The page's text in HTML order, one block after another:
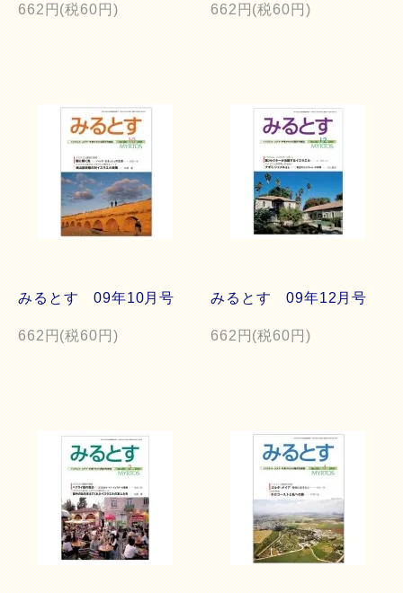
662円(税60円) 662円(税60円)
みるとす 09年10月号
662円(税60円)
みるとす 09年12月号
662円(税60円)